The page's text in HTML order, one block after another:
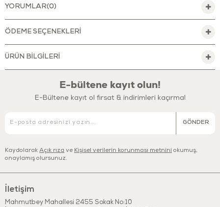
Dayanıklı bir şekilde özenle üretilen bu oyuncak, çocuklar ve
Paslanmadığından ve temizlenmesi kolay olduğundan hem iç hem
dış mekânlarda oynamak için uygundur.
oyuncaklarını taşırken çok eğlenecekler.
Miniklerin duyularını ve ince motor becerilerini geliştirmeye yardımcı
El-göz koordinasyonunu destekler.
Minikler ile beraber oynayarak, onlara yeni şeyler öğretmeye ve
onlarla eğlenmeye bayılacaksınız. Çocuklar ile geçirdiğiniz eğlenceli
dakikalar onların duyusal gelişimlerine katkıda bulunacak böylece
olacaksınız.
Vagon Ürün ölçüleri : 38,5 x 11,5 x 32,5 cm.
Kum Kalıpları Ürün ölçüleri:Her biri 12 cm'dir.
YORUMLAR(0)
ÖDEME SEÇENEKLERI
ÜRÜN BILGILERI
E-bültene kayıt olun!
E-Bültene kayıt ol fırsat & indirimleri kaçırma!
GÖNDER
Kaydolarak Açık rıza ve Kişisel verilerin korunması metnini okumuş,
onaylamış olursunuz.
İletişim
Mahmutbey Mahallesi 2455 Sokak No:10